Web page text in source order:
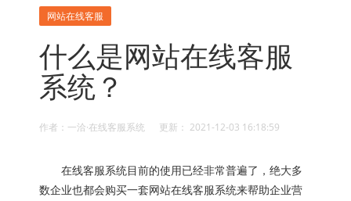
网站在线客服
什么是网站在线客服
系统？
作者：一洽·在线客服系统 更新： 2021-12-03 16:18:59
在线客服系统目前的使用已经非常普遍了，绝大多
数企业也都会购买一套网站在线客服系统来帮助企业营